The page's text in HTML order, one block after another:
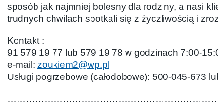
sposób jak najmniej bolesny dla rodziny, a nasi
trudnych chwilach spotkali się z życzliwością i
Kontakt :
91 579 19 77 lub 579 19 78 w godzinach 7:00-
e-mail: zoukiem2@wp.pl
Usługi pogrzebowe (całodobowe): 500-045-673